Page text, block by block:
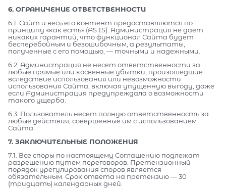
6. ОГРАНИЧЕНИЕ ОТВЕТСТВЕННОСТИ
6.1. Сайт и весь его контент предоставляются по
принципу «как есть» (AS IS). Администрация не дает
никаких гарантий, что функционал Сайта будет
бесперебойным и безошибочным, а результаты,
полученные с его помощью, — точными и надежными.
6.2. Администрация не несет ответственности за
любые прямые или косвенные убытки, произошедшие
вследствие использования или невозможности
использования Сайта, включая упущенную выгоду, даже
если Администрация предупреждала о возможности
такого ущерба.
6.3. Пользователь несет полную ответственность за
любые действия, совершенные им с использованием
Сайта.
7. ЗАКЛЮЧИТЕЛЬНЫЕ ПОЛОЖЕНИЯ
7.1. Все споры по настоящему Соглашению подлежат
разрешению путем переговоров. Претензионный
порядок урегулирования споров является
обязательным. Срок ответа на претензию — 30
(тридцать) календарных дней.